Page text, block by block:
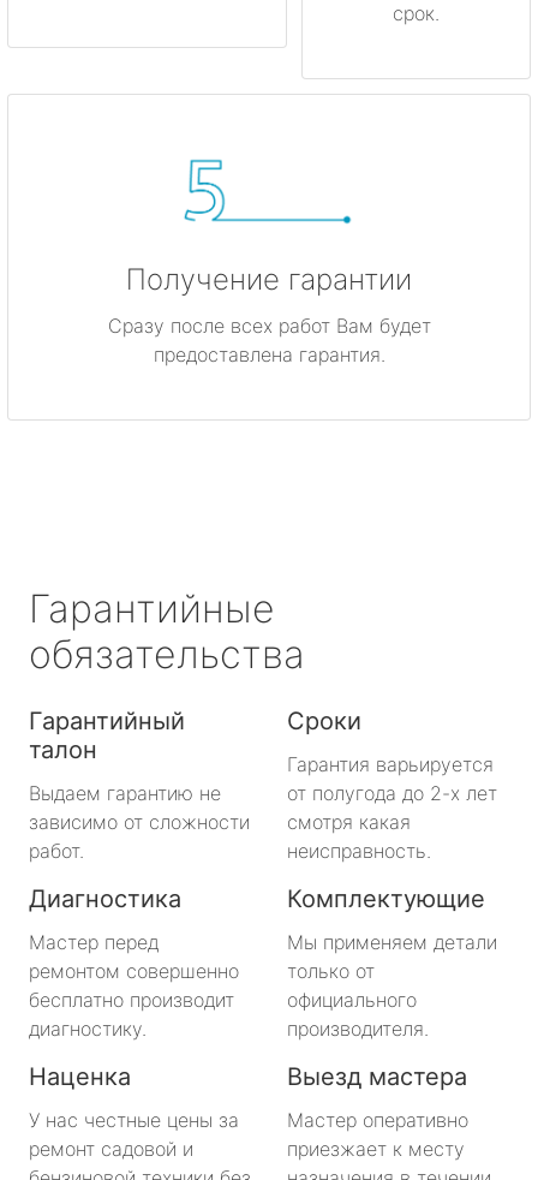
срок.
Получение гарантии
Сразу после всех работ Вам будет
предоставлена гарантия.
Гарантийные
обязательства
Гарантийный
талон
Выдаем гарантию не
зависимо от сложности
работ.
Сроки
Гарантия варьируется
от полугода до 2-х лет
смотря какая
неисправность.
Диагностика
Мастер перед
ремонтом совершенно
бесплатно производит
диагностику.
Комплектующие
Мы применяем детали
только от
официального
производителя.
Наценка
У нас честные цены за
ремонт садовой и
Выезд мастера
Мастер оперативно
приезжает к месту